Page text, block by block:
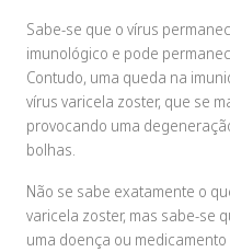
Sabe-se que o vírus
imunológico e pode
Contudo, uma queda na
vírus varicela zoster, que se
provocando uma
bolhas.
Não se sabe exatamente o
varicela zoster, mas sabe-se
uma doença ou